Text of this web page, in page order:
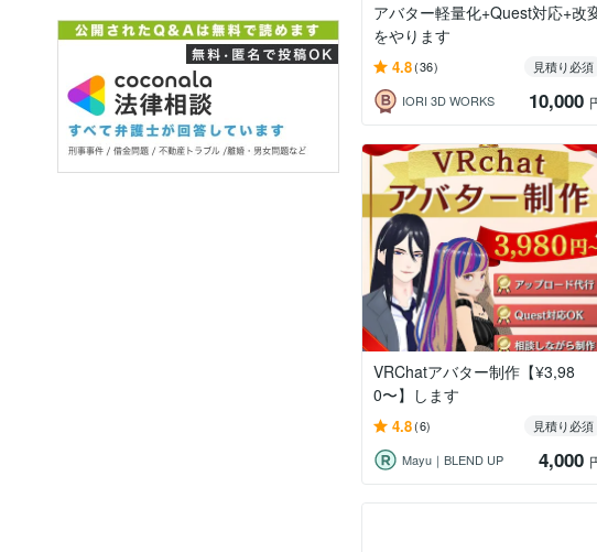
アバター軽量化+Quest対応+改
をやります
4.8(36)
見積り必須
IORI 3D WORKS
10,000
VRChatアバター制作【¥3,98
0〜】します
4.8(6)
見積り必須
Mayu｜BLEND UP
4,000